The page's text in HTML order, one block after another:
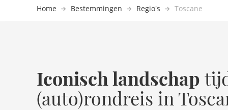
Home Bestemmingen Regio's Toscane
Iconisch landschap
(auto)rondreis in